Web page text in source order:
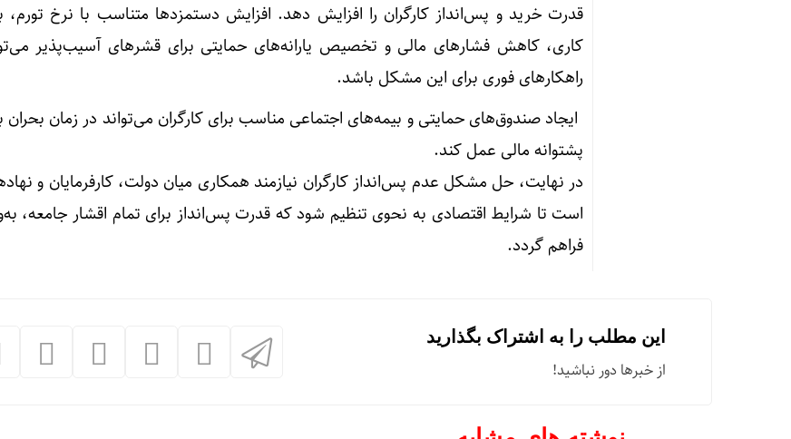
قدرت خرید و پس‌انداز کارگران را افزایش دهد. افزایش دستمزدها متناسب با نرخ تورم،
کاری، کاهش فشارهای مالی و تخصیص یارانه‌های حمایتی برای قشرهای آسیب‌پذیر
راهکارهای فوری برای این مشکل باشد.
ایجاد صندوق‌های حمایتی و بیمه‌های اجتماعی مناسب برای کارگران می‌تواند در زمان
پشتوانه مالی عمل کند.
در نهایت، حل مشکل عدم پس‌انداز کارگران نیازمند همکاری میان دولت، کارفرمایان و
است تا شرایط اقتصادی به نحوی تنظیم شود که قدرت پس‌انداز برای تمام اقشار جامعه،
فراهم گردد.
این مطلب را به اشتراک بگذارید
از خبرها دور نباشید!